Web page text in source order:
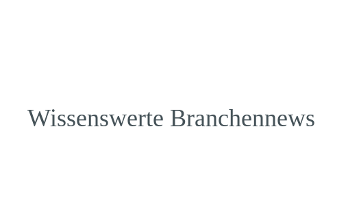
Wissenswerte Branchennews